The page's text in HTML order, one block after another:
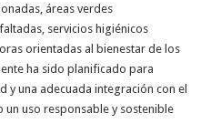
áreas verdes
servicios higiénicos
orientadas al bienestar de los
ha sido planificado para
y una adecuada integración con el
uso responsable y sostenible